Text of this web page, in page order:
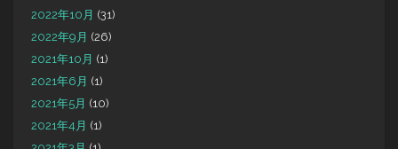
2022年10月 (31)
2022年9月 (26)
2021年10月 (1)
2021年6月 (1)
2021年5月 (10)
2021年4月 (1)